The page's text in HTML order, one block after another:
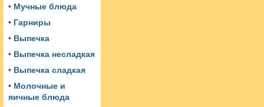
• Мучные блюда
• Гарниры
• Выпечка
• Выпечка несладкая
• Выпечка сладкая
• Молочные и
яичные блюда